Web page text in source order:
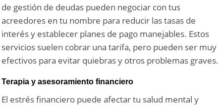
de gestión de deudas pueden negociar con tus
acreedores en tu nombre para reducir las tasas de
interés y establecer planes de pago manejables. Estos
servicios suelen cobrar una tarifa, pero pueden ser muy
efectivos para evitar quiebras y otros problemas graves.
Terapia y asesoramiento financiero
El estrés financiero puede afectar tu salud mental y